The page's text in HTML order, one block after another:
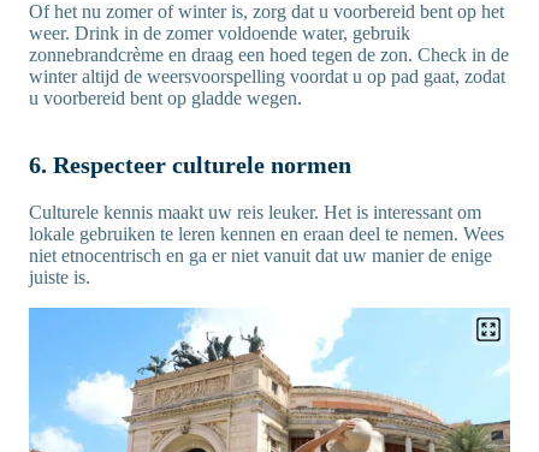
Of het nu zomer of winter is, zorg dat u voorbereid bent op het
weer. Drink in de zomer voldoende water, gebruik
zonnebrandcrème en draag een hoed tegen de zon. Check in de
winter altijd de weersvoorspelling voordat u op pad gaat, zodat
u voorbereid bent op gladde wegen.
6. Respecteer culturele normen
Culturele kennis maakt uw reis leuker. Het is interessant om
lokale gebruiken te leren kennen en eraan deel te nemen. Wees
niet etnocentrisch en ga er niet vanuit dat uw manier de enige
juiste is.